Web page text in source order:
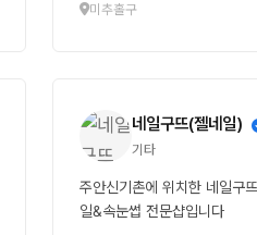
미추홀구
네일구뜨(젤네일)
기타
주안신기촌에 위치한 네일구
일&속눈썹 전문샵입니다